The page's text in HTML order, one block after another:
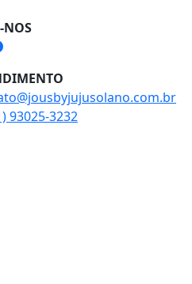
NOS
93025-3232